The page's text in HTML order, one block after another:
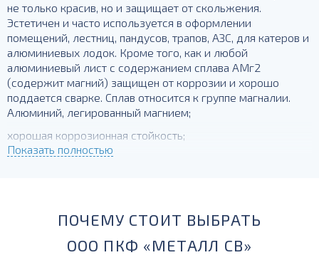
не только красив, но и защищает от скольжения.
Эстетичен и часто используется в оформлении
помещений, лестниц, пандусов, трапов, АЗС, для катеров и
алюминиевых лодок. Кроме того, как и любой
алюминиевый лист с содержанием сплава АМг2
(содержит магний) защищен от коррозии и хорошо
поддается сварке. Сплав относится к группе магналии.
Алюминий, легированный магнием;
хорошая коррозионная стойкость;
сварочные характеристики хорошие;
Показать полностью
ПОЧЕМУ СТОИТ ВЫБРАТЬ
ООО ПКФ «МЕТАЛЛ СВ»